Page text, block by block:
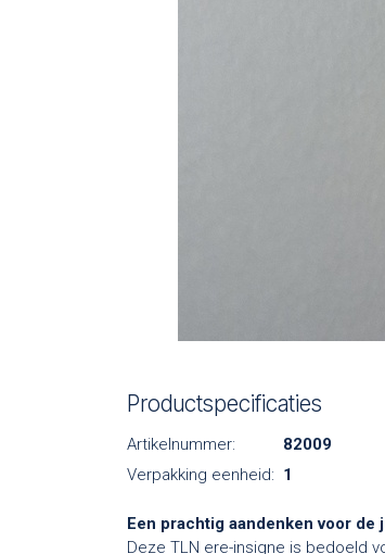
Productspecificaties
Artikelnummer:
82009
Verpakking eenheid: 1
Een prachtig aandenken voor de
Deze TLN ere-insigne is bedoeld